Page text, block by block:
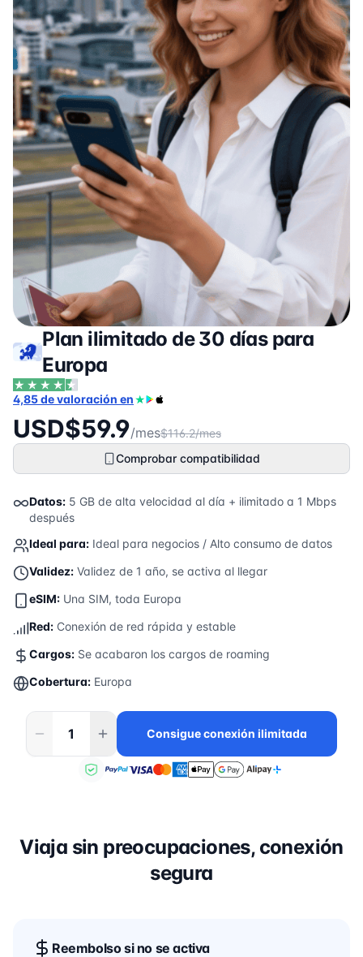
Plan ilimitado de 30 días para
Europa
4,85 de valoración en
USD$59.9/mes$116.2/mes
Comprobar compatibilidad
Datos: 5 GB de alta velocidad al día + ilimitado a 1 Mbps
después
Ideal para: Ideal para negocios / Alto consumo de datos
Validez: Validez de 1 año, se activa al llegar
eSIM: Una SIM, toda Europa
Red: Conexión de red rápida y estable
Cargos: Se acabaron los cargos de roaming
Cobertura: Europa
Consigue conexión ilimitada
Viaja sin preocupaciones, conexión
segura
Reembolso si no se activa